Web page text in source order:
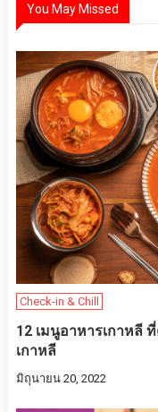
You May Missed
Check-in & Chill
12 เมนูอาหารเกาหลี
เกาหลี
มิถุนายน 20, 2022